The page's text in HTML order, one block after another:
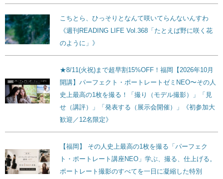
こちとら、ひっそりとなんて咲いてらんないんすわ
《週刊READING LIFE Vol.368「たとえば野に咲く花
のように」》
★8/11(火祝)まで超早割15%OFF！福岡【2026年10月
開講】パーフェクト・ポートレートゼミNEO〜その人
史上最高の1枚を撮る！「撮り（モデル撮影）」「見
せ（講評）」「発表する（展示会開催）」《初参加大
歓迎／12名限定》
【福岡】 その人史上最高の1枚を撮る「パーフェク
ト・ポートレート講座NEO」学ぶ、撮る、仕上げる。
ポートレート撮影のすべてを一日に凝縮した特別